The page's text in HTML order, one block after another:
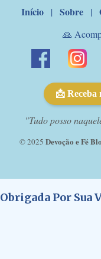
Início | Sobre |
🙏
📩 Receba
"Tudo posso
© 2025 Devoção e Fé
Obrigada Por Sua